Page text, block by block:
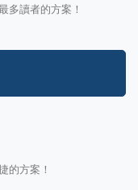
多讀者的方案！
的方案！